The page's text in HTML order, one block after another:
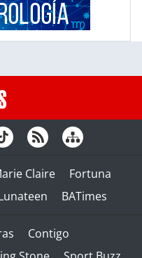
Claire
Fortuna
BATimes
Contigo